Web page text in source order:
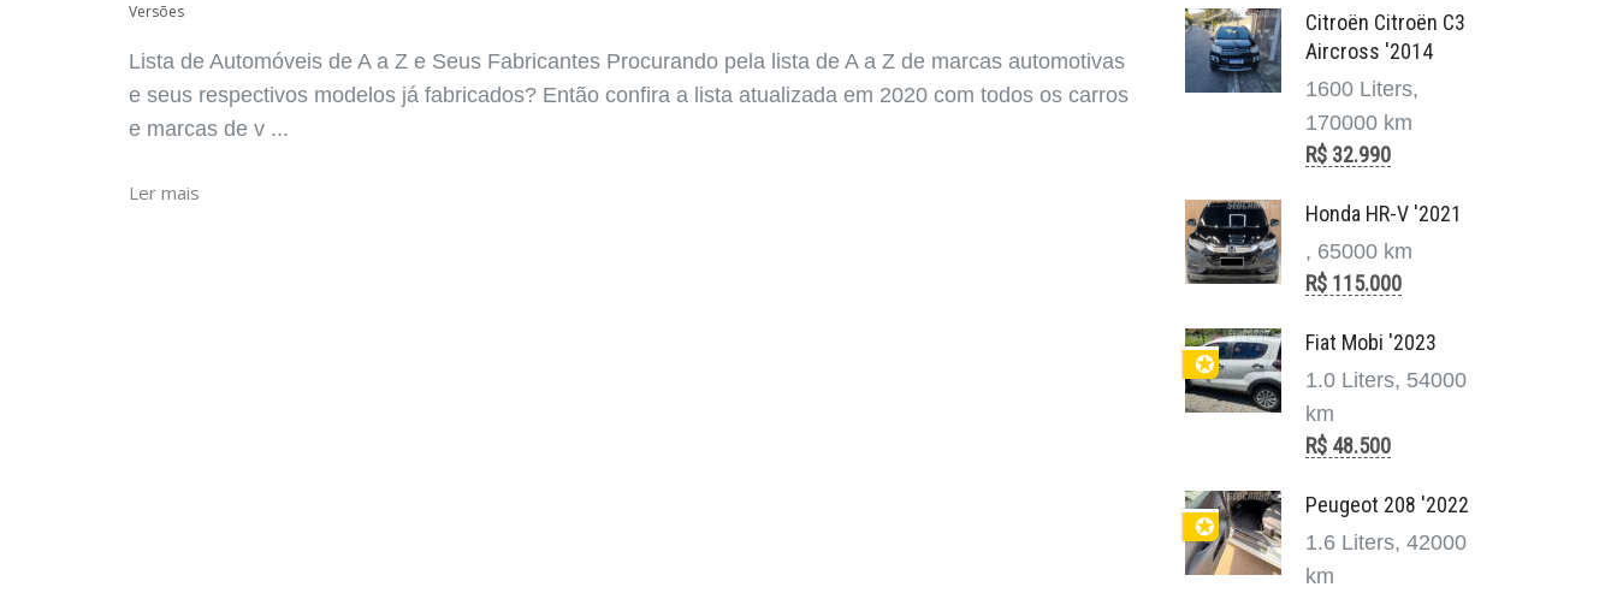
Versões
Lista de Automóveis de A a Z e Seus Fabricantes Procurando pela lista de A a Z de marcas automotivas
e seus respectivos modelos já fabricados? Então confira a lista atualizada em 2020 com todos os carros
e marcas de v ...
Ler mais
Citroën Citroën C3
Aircross '2014
1600 Liters,
170000 km
R$ 32.990
Honda HR-V '2021
, 65000 km
R$ 115.000
✪
Fiat Mobi '2023
1.0 Liters, 54000
km
R$ 48.500
✪
Peugeot 208 '2022
1.6 Liters, 42000
km